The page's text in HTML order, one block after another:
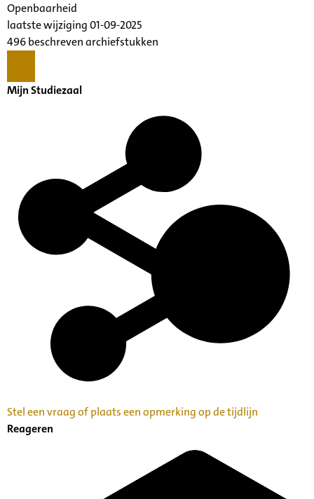
Openbaarheid
laatste wijziging 01-09-2025
496 beschreven archiefstukken
Mijn Studiezaal
Stel een vraag of plaats een opmerking op de tijdlijn
Reageren